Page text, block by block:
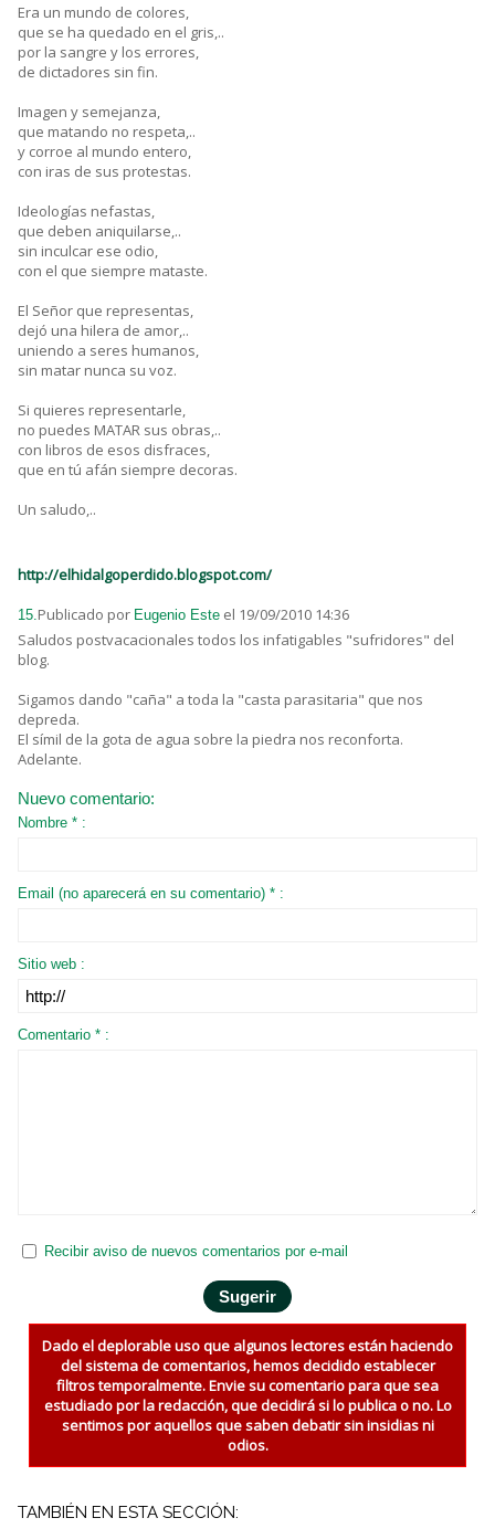
Era un mundo de colores,
que se ha quedado en el gris,..
por la sangre y los errores,
de dictadores sin fin.
Imagen y semejanza,
que matando no respeta,..
y corroe al mundo entero,
con iras de sus protestas.
Ideologías nefastas,
que deben aniquilarse,..
sin inculcar ese odio,
con el que siempre mataste.
El Señor que representas,
dejó una hilera de amor,..
uniendo a seres humanos,
sin matar nunca su voz.
Si quieres representarle,
no puedes MATAR sus obras,..
con libros de esos disfraces,
que en tú afán siempre decoras.
Un saludo,..
http://elhidalgoperdido.blogspot.com/
15. Publicado por Eugenio Este el 19/09/2010 14:36
Saludos postvacacionales todos los infatigables "sufridores" del
blog.
Sigamos dando "caña" a toda la "casta parasitaria" que nos
depreda.
El símil de la gota de agua sobre la piedra nos reconforta.
Adelante.
Nuevo comentario:
Nombre * :
Email (no aparecerá en su comentario) * :
Sitio web :
Comentario * :
Recibir aviso de nuevos comentarios por e-mail
Dado el deplorable uso que algunos lectores están haciendo
del sistema de comentarios, hemos decidido establecer
filtros temporalmente. Envie su comentario para que sea
estudiado por la redacción, que decidirá si lo publica o no. Lo
sentimos por aquellos que saben debatir sin insidias ni
odios.
TAMBIÉN EN ESTA SECCIÓN: